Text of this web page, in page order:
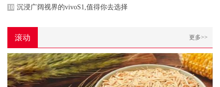
10 沉浸广阔视界的vivoS1,值得你去选择
滚动 更多>>